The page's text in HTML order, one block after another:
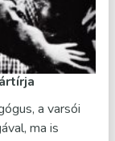
a varsói
ma is